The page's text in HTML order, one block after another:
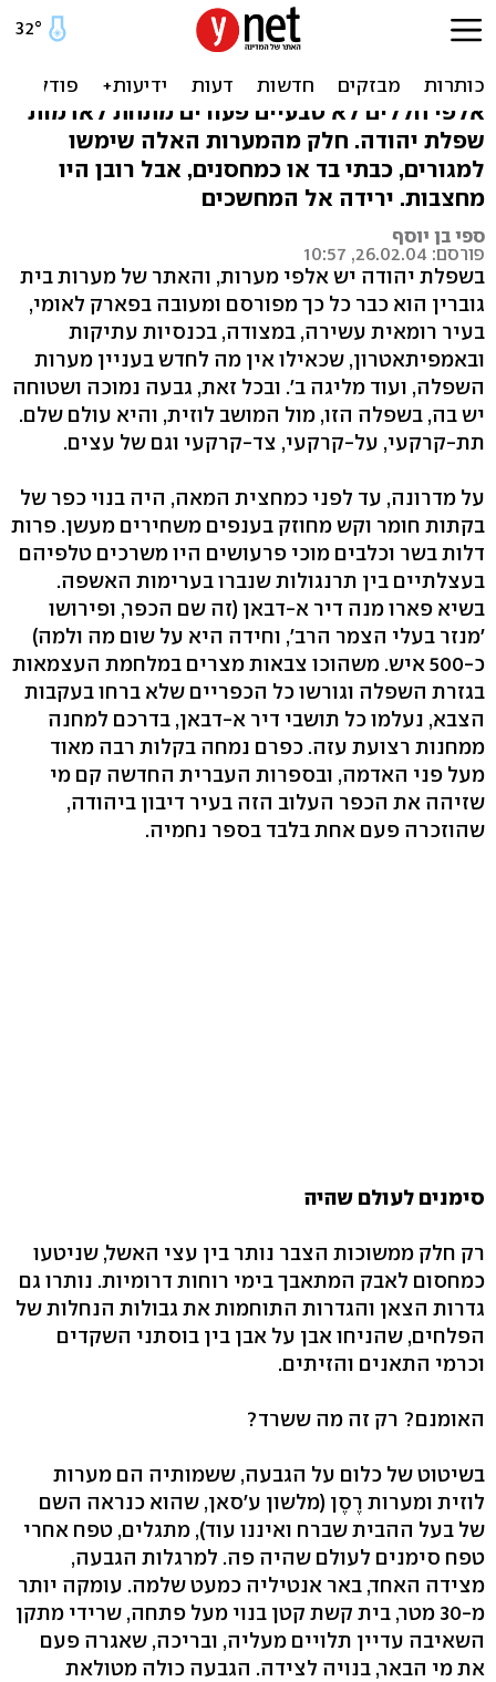
מערות לוזית: למי לא צלצלו
אלפי חללים לא טבעיים פעורים מתחת לאדמות
שפלת יהודה. חלק מהמערות האלה שימשו
למגורים, כבתי בד או כמחסנים, אבל רובן היו
מחצבות. ירידה אל המחשכים
ספי בן יוסף
פורסם: 26.02.04, 10:57
בשפלת יהודה יש אלפי מערות, והאתר של מערות בית
גוברין הוא כבר כל כך מפורסם ומעובה בפארק לאומי,
בעיר רומאית עשירה, במצודה, בכנסיות עתיקות
ובאמפיתאטרון, שכאילו אין מה לחדש בעניין מערות
השפלה, ועוד מליגה ב'. ובכל זאת, גבעה נמוכה ושטוחה
יש בה, בשפלה הזו, מול המושב לוזית, והיא עולם שלם.
תת-קרקעי, על-קרקעי, צד-קרקעי וגם של עצים.
על מדרונה, עד לפני כמחצית המאה, היה בנוי כפר של
בקתות חומר וקש מחוזק בענפים משחירים מעשן. פרות
דלות בשר וכלבים מוכי פרעושים היו משרכים טלפיהם
בעצלתיים בין תרנגולות שנברו בערימות האשפה.
בשיא פארו מנה דיר א-דבאן (זה שם הכפר, ופירושו
'מנזר בעלי הצמר הרב', וחידה היא על שום מה ולמה)
כ-500 איש. משהוכו צבאות מצרים במלחמת העצמאות
בגזרת השפלה וגורשו כל הכפריים שלא ברחו בעקבות
הצבא, נעלמו כל תושבי דיר א-דבאן, בדרכם למחנה
ממחנות רצועת עזה. כפרם נמחה בקלות רבה מאוד
מעל פני האדמה, ובספרות העברית החדשה קם מי
שזיהה את הכפר העלוב הזה בעיר דיבון ביהודה,
שהוזכרה פעם אחת בלבד בספר נחמיה.
סימנים לעולם שהיה
רק חלק ממשוכות הצבר נותר בין עצי האשל, שניטעו
כמחסום לאבק המתאבך בימי רוחות דרומיות. נותרו גם
גדרות הצאן והגדרות התוחמות את גבולות הנחלות של
הפלחים, שהניחו אבן על אבן בין בוסתני השקדים
וכרמי התאנים והזיתים.
האומנם? רק זה מה ששרד?
בשיטוט של כלום על הגבעה, ששמותיה הם מערות
לוזית ומערות רֶסֶן (מלשון ע'סאן, שהוא כנראה השם
של בעל ההבית שברח ואיננו עוד), מתגלים, טפח אחרי
טפח סימנים לעולם שהיה פה. למרגלות הגבעה,
מצידה האחד, באר אנטיליה כמעט שלמה. עומקה יותר
מ-30 מטר, בית קשת קטן בנוי מעל פתחה, שרידי מתקן
השאיבה עדיין תלויים מעליה, ובריכה, שאגרה פעם
את מי הבאר, בנויה לצידה. הגבעה כולה מטולאת